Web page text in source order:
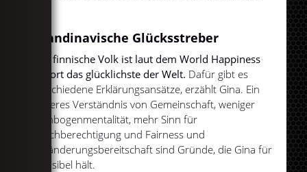
Skandinavische Glücksstreber
Das finnische Volk ist laut dem World Happiness
Report das glücklichste der Welt. Dafür gibt es
verschiedene Erklärungsansätze, erzählt Gina. Ein
anderes Verständnis von Gemeinschaft, weniger
Ellenbogenmentalität, mehr Sinn für
Gleichberechtigung und Fairness und
Veränderungsbereitschaft sind Gründe, die Gina für
plausibel hält.